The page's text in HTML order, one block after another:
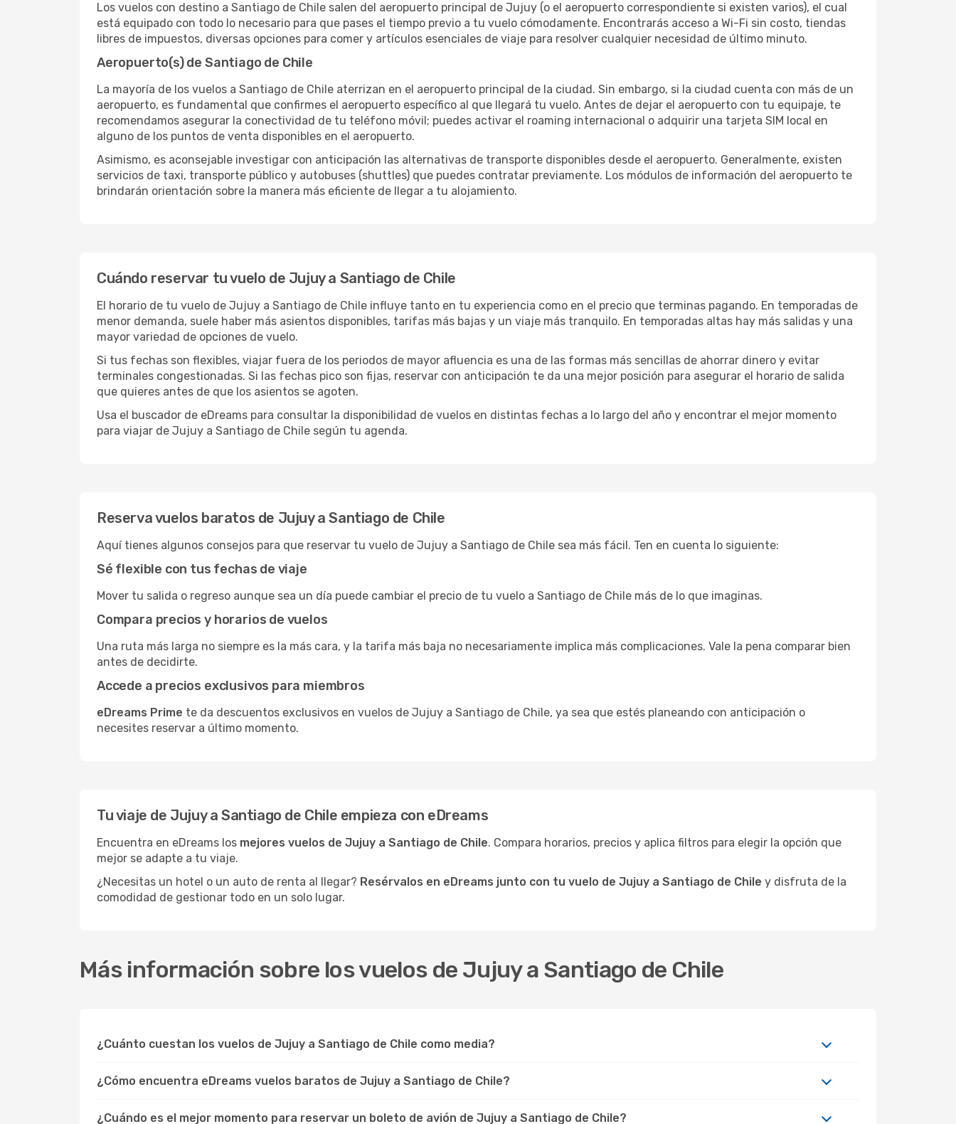
Los vuelos con destino a Santiago de Chile salen del aeropuerto principal de Jujuy (o el aeropuerto correspondiente si existen varios), el cual
está equipado con todo lo necesario para que pases el tiempo previo a tu vuelo cómodamente. Encontrarás acceso a Wi-Fi sin costo, tiendas
libres de impuestos, diversas opciones para comer y artículos esenciales de viaje para resolver cualquier necesidad de último minuto.
Aeropuerto(s) de Santiago de Chile
La mayoría de los vuelos a Santiago de Chile aterrizan en el aeropuerto principal de la ciudad. Sin embargo, si la ciudad cuenta con más de un
aeropuerto, es fundamental que confirmes el aeropuerto específico al que llegará tu vuelo. Antes de dejar el aeropuerto con tu equipaje, te
recomendamos asegurar la conectividad de tu teléfono móvil; puedes activar el roaming internacional o adquirir una tarjeta SIM local en
alguno de los puntos de venta disponibles en el aeropuerto.
Asimismo, es aconsejable investigar con anticipación las alternativas de transporte disponibles desde el aeropuerto. Generalmente, existen
servicios de taxi, transporte público y autobuses (shuttles) que puedes contratar previamente. Los módulos de información del aeropuerto te
brindarán orientación sobre la manera más eficiente de llegar a tu alojamiento.
Cuándo reservar tu vuelo de Jujuy a Santiago de Chile
El horario de tu vuelo de Jujuy a Santiago de Chile influye tanto en tu experiencia como en el precio que terminas pagando. En temporadas de
menor demanda, suele haber más asientos disponibles, tarifas más bajas y un viaje más tranquilo. En temporadas altas hay más salidas y una
mayor variedad de opciones de vuelo.
Si tus fechas son flexibles, viajar fuera de los periodos de mayor afluencia es una de las formas más sencillas de ahorrar dinero y evitar
terminales congestionadas. Si las fechas pico son fijas, reservar con anticipación te da una mejor posición para asegurar el horario de salida
que quieres antes de que los asientos se agoten.
Usa el buscador de eDreams para consultar la disponibilidad de vuelos en distintas fechas a lo largo del año y encontrar el mejor momento
para viajar de Jujuy a Santiago de Chile según tu agenda.
Reserva vuelos baratos de Jujuy a Santiago de Chile
Aquí tienes algunos consejos para que reservar tu vuelo de Jujuy a Santiago de Chile sea más fácil. Ten en cuenta lo siguiente:
Sé flexible con tus fechas de viaje
Mover tu salida o regreso aunque sea un día puede cambiar el precio de tu vuelo a Santiago de Chile más de lo que imaginas.
Compara precios y horarios de vuelos
Una ruta más larga no siempre es la más cara, y la tarifa más baja no necesariamente implica más complicaciones. Vale la pena comparar bien
antes de decidirte.
Accede a precios exclusivos para miembros
eDreams Prime te da descuentos exclusivos en vuelos de Jujuy a Santiago de Chile, ya sea que estés planeando con anticipación o
necesites reservar a último momento.
Tu viaje de Jujuy a Santiago de Chile empieza con eDreams
Encuentra en eDreams los mejores vuelos de Jujuy a Santiago de Chile. Compara horarios, precios y aplica filtros para elegir la opción que
mejor se adapte a tu viaje.
¿Necesitas un hotel o un auto de renta al llegar? Resérvalos en eDreams junto con tu vuelo de Jujuy a Santiago de Chile y disfruta de la
comodidad de gestionar todo en un solo lugar.
Más información sobre los vuelos de Jujuy a Santiago de Chile
¿Cuánto cuestan los vuelos de Jujuy a Santiago de Chile como media?
¿Cómo encuentra eDreams vuelos baratos de Jujuy a Santiago de Chile?
¿Cuándo es el mejor momento para reservar un boleto de avión de Jujuy a Santiago de Chile?